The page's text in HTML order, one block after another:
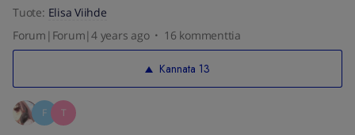
Tuote: Elisa Viihde
Forum|Forum|4 years ago
16 kommenttia
Kannata 13
F T